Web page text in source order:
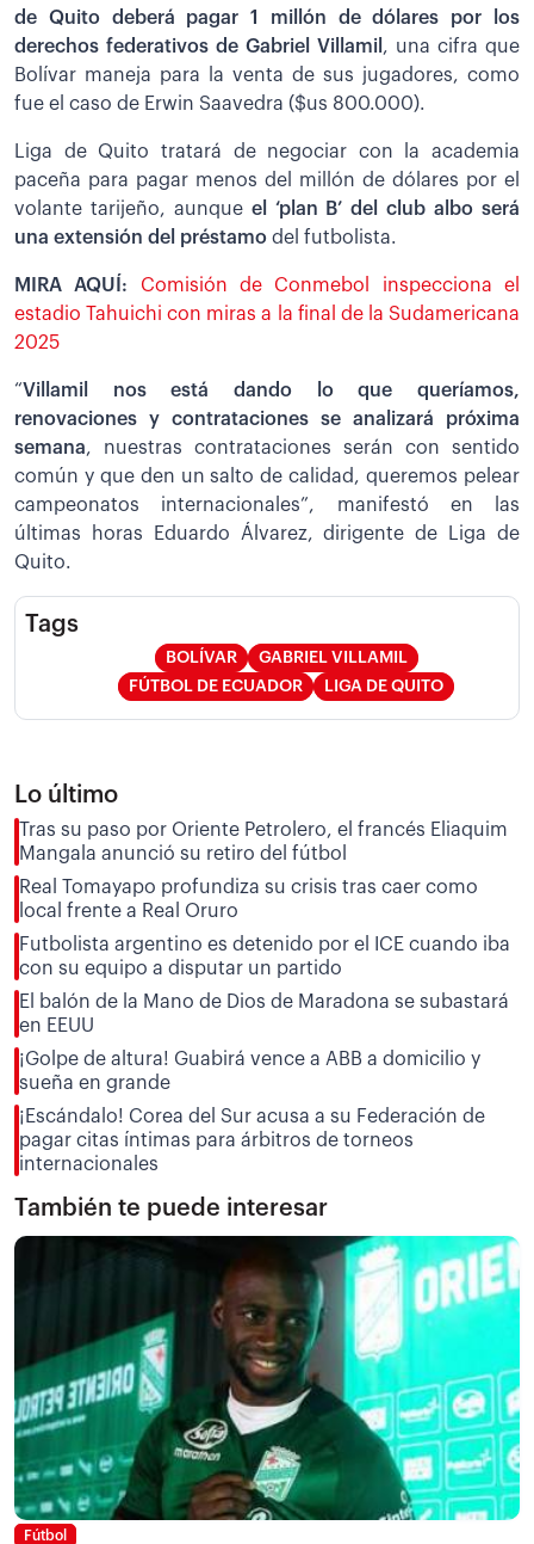
de Quito deberá pagar 1 millón de dólares por los
derechos federativos de Gabriel Villamil , una cifra que
Bolívar maneja para la venta de sus jugadores, como
fue el caso de Erwin Saavedra ($us 800.000).
Liga de Quito tratará de negociar con la academia
paceña para pagar menos del millón de dólares por el
volante tarijeño, aunque el ‘plan B’ del club albo será
una extensión del préstamo del futbolista.
MIRA AQUÍ: Comisión de Conmebol inspecciona el
estadio Tahuichi con miras a la final de la Sudamericana
2025
“Villamil nos está dando lo que queríamos,
renovaciones y contrataciones se analizará próxima
semana, nuestras contrataciones serán con sentido
común y que den un salto de calidad, queremos pelear
campeonatos internacionales”, manifestó en las
últimas horas Eduardo Álvarez, dirigente de Liga de
Quito.
Tags
BOLÍVAR
GABRIEL VILLAMIL
FÚTBOL DE ECUADOR
LIGA DE QUITO
Lo último
Tras su paso por Oriente Petrolero, el francés Eliaquim
Mangala anunció su retiro del fútbol
Real Tomayapo profundiza su crisis tras caer como
local frente a Real Oruro
Futbolista argentino es detenido por el ICE cuando iba
con su equipo a disputar un partido
El balón de la Mano de Dios de Maradona se subastará
en EEUU
¡Golpe de altura! Guabirá vence a ABB a domicilio y
sueña en grande
¡Escándalo! Corea del Sur acusa a su Federación de
pagar citas íntimas para árbitros de torneos
internacionales
También te puede interesar
Fútbol